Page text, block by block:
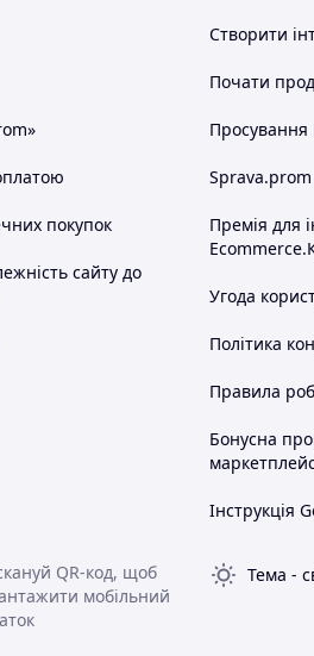
покупок
сайту до
Створити
Почати
Просування
Премія для
Угода
Політика
Правила
Бонусна
Інструкція
QR-код, щоб
мобільний
Тема -